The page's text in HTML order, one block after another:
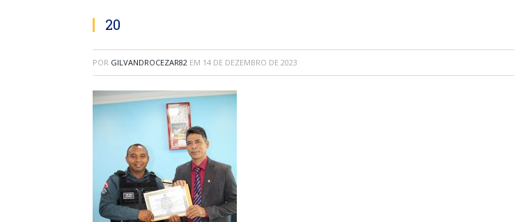
20
POR GILVANDROCEZAR82 EM 14 DE DEZEMBRO DE 2023